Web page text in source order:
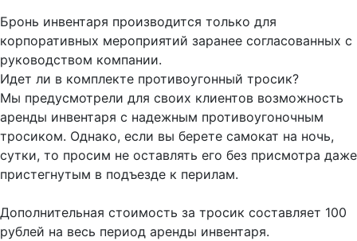
Бронь инвентаря производится только для
корпоративных мероприятий заранее согласованных с
руководством компании.
Идет ли в комплекте противоугонный тросик?
Мы предусмотрели для своих клиентов возможность
аренды инвентаря с надежным противоугоночным
тросиком. Однако, если вы берете самокат на ночь,
сутки, то просим не оставлять его без присмотра даже
пристегнутым в подъезде к перилам.
Дополнительная стоимость за тросик составляет 100
рублей на весь период аренды инвентаря.